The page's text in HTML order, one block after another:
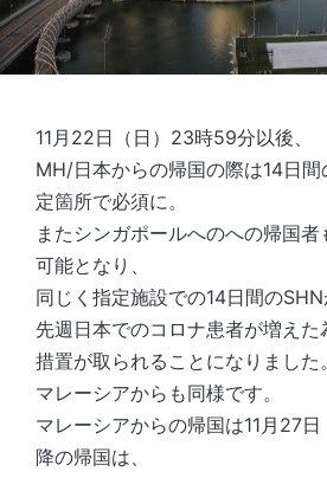
11月22日（日）23時59分以後、
MH/日本からの帰国の際は14日
定箇所で必須に。
またシンガポールへのへの帰国
可能となり、
同じく指定施設での14日間のSHN
先週日本でのコロナ患者が増え
措置が取られることになりました。
マレーシアからも同様です。
マレーシアからの帰国は11月27
降の帰国は、